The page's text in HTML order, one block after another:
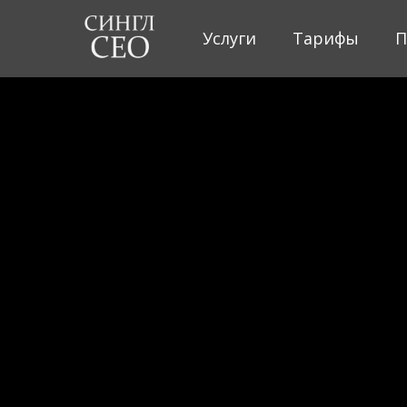
Услуги Тарифы